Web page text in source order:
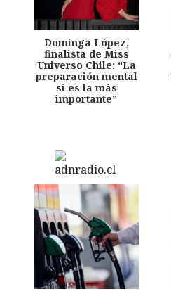
Dominga López,
finalista de Miss
Universo Chile: “La
preparación mental
sí es la más
importante”